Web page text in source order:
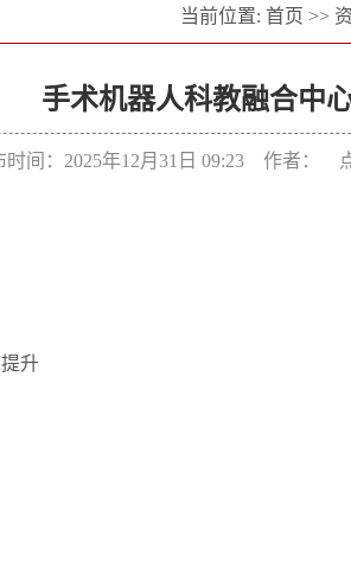
当前位置: 首页 >>
手术机器人科教融合中
时间：2025年12月31日 09:23 作者：
升